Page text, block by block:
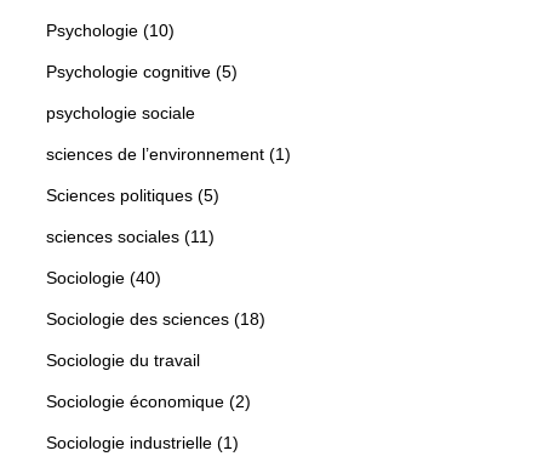
Psychologie (10)
Psychologie cognitive (5)
psychologie sociale
sciences de l’environnement (1)
Sciences politiques (5)
sciences sociales (11)
Sociologie (40)
Sociologie des sciences (18)
Sociologie du travail
Sociologie économique (2)
Sociologie industrielle (1)